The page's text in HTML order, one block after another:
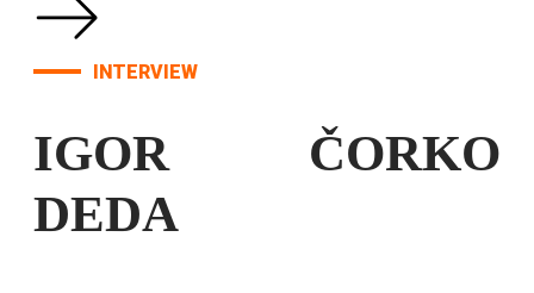
INTERVIEW
IGOR ČORKO
DEDA